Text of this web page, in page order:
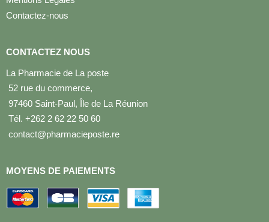
Contactez-nous
CONTACTEZ NOUS
La Pharmacie de La poste
52 rue du commerce,
97460 Saint-Paul, Île de La Réunion
Tél. +262 2 62 22 50 60
contact@pharmacieposte.re
MOYENS DE PAIEMENTS